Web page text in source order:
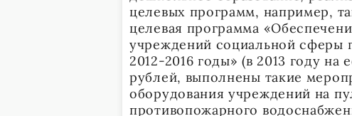
целевых программ, например,
целевая программа
учреждений социальной сферы
2012-2016 годы» (в 2013 году
рублей, выполнены такие
оборудования учреждений на
противопожарного